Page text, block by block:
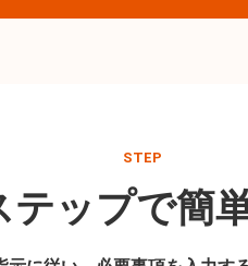
STEP
テップで簡